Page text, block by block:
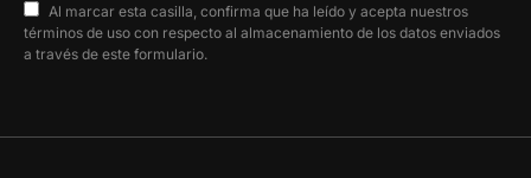
Al marcar esta casilla, confirma que ha leído y acepta nuestros
términos de uso con respecto al almacenamiento de los datos enviados
a través de este formulario.